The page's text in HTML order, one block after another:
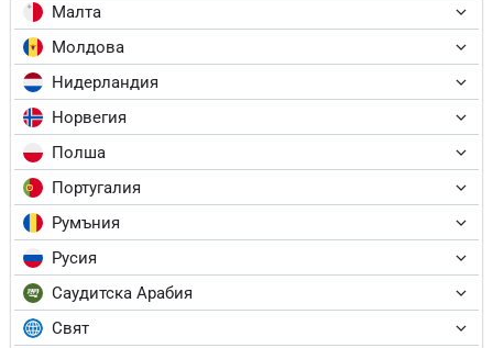
Малта
Молдова
Нидерландия
Норвегия
Полша
Португалия
Румъния
Русия
Саудитска Арабия
Свят